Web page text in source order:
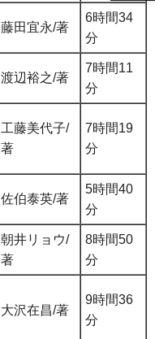
藤田宜永/著
6時間34
分
渡辺裕之/著
7時間11
分
工藤美代子/
著
7時間19
分
佐伯泰英/著
5時間40
分
朝井リョウ/
著
8時間50
分
大沢在昌/著
9時間36
分